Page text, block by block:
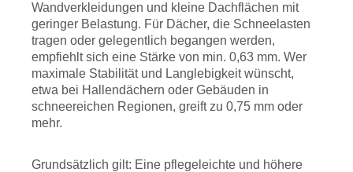
Wandverkleidungen und kleine Dachflächen mit
geringer Belastung. Für Dächer, die Schneelasten
tragen oder gelegentlich begangen werden,
empfiehlt sich eine Stärke von min. 0,63 mm. Wer
maximale Stabilität und Langlebigkeit wünscht,
etwa bei Hallendächern oder Gebäuden in
schneereichen Regionen, greift zu 0,75 mm oder
mehr.
Grundsätzlich gilt: Eine pflegeleichte und höhere